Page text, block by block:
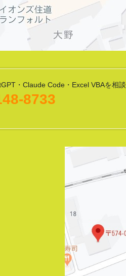
・Claude Code・Excel VBAを相
8733